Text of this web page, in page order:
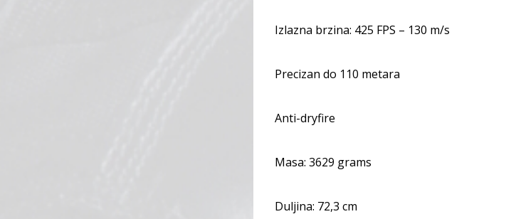
Izlazna brzina: 425 FPS – 130 m/s
Precizan do 110 metara
Anti-dryfire
Masa: 3629 grams
Duljina: 72,3 cm